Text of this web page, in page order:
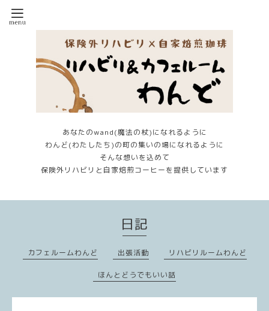
あなたのwand(魔法の杖)になれるように
わんど(わたしたち)の町の集いの場になれるように
そんな想いを込めて
保険外リハビリと自家焙煎コーヒーを提供しています
日記
カフェルームわんど 出張活動 リハビリルームわんど
ほんとどうでもいい話